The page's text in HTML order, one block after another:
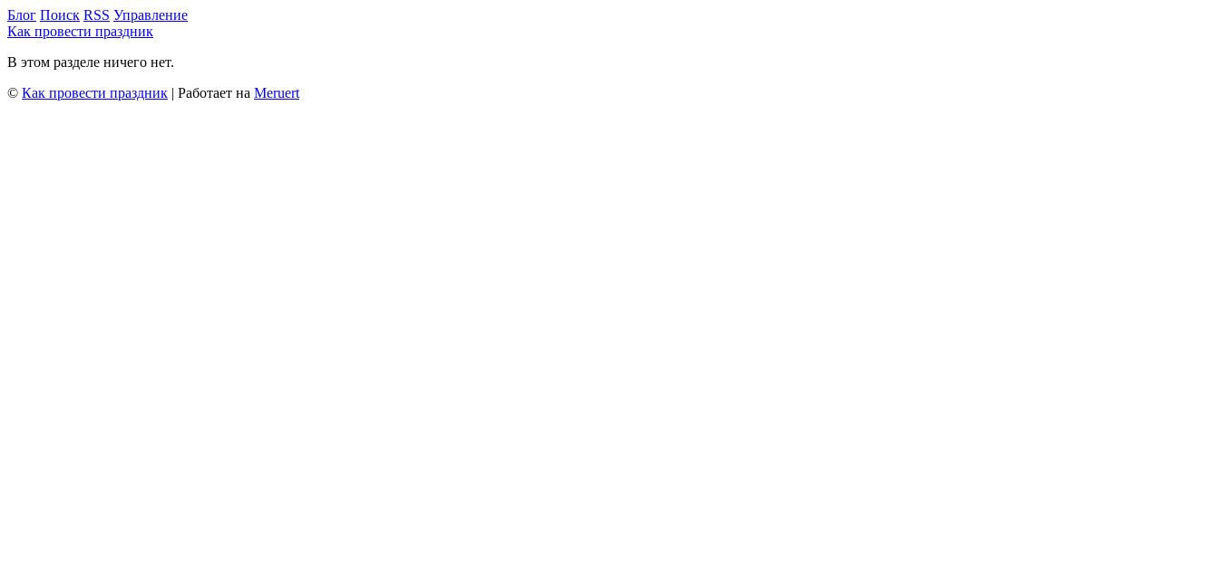
Блог Поиск RSS Управление
Как провести праздник
В этом разделе ничего нет.
© Как провести праздник | Работает на Meruert